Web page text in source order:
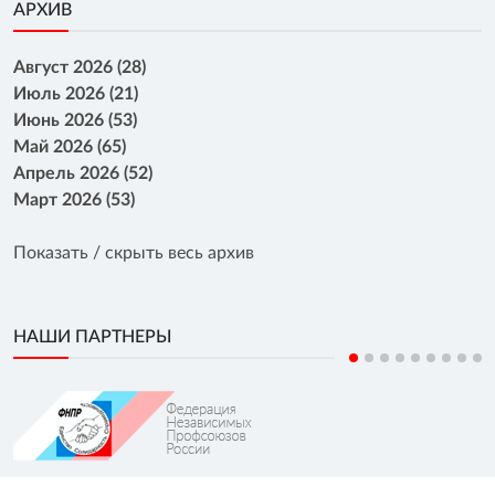
АРХИВ
Август 2026 (28)
Июль 2026 (21)
Июнь 2026 (53)
Май 2026 (65)
Апрель 2026 (52)
Март 2026 (53)
Показать / скрыть весь архив
НАШИ ПАРТНЕРЫ